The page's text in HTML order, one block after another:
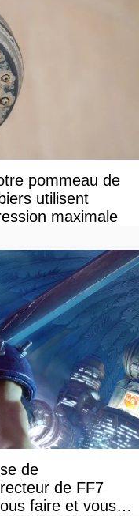
pommeau de
utilisent
maximale
de
de FF7
faire et vous